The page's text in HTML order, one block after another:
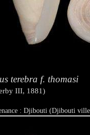
terebra f. thomasi
III, 1881)
: Djibouti (Djibouti
: 66.3 mm